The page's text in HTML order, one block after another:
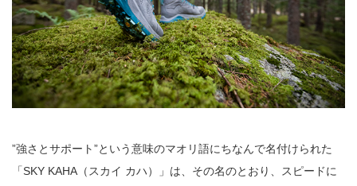
”強さとサポート”という意味のマオリ語にちなんで名付けられた
「SKY KAHA（スカイ カハ）」は、その名のとおり、スピードに